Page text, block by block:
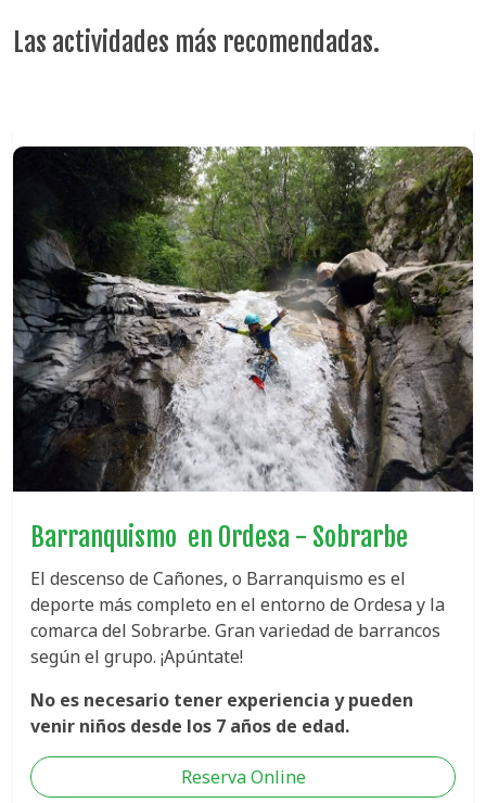
Las actividades más recomendadas.
Barranquismo en Ordesa - Sobrarbe
El descenso de Cañones, o Barranquismo es el
deporte más completo en el entorno de Ordesa y la
comarca del Sobrarbe. Gran variedad de barrancos
según el grupo. ¡Apúntate!
No es necesario tener experiencia y pueden
venir niños desde los 7 años de edad.
Reserva Online